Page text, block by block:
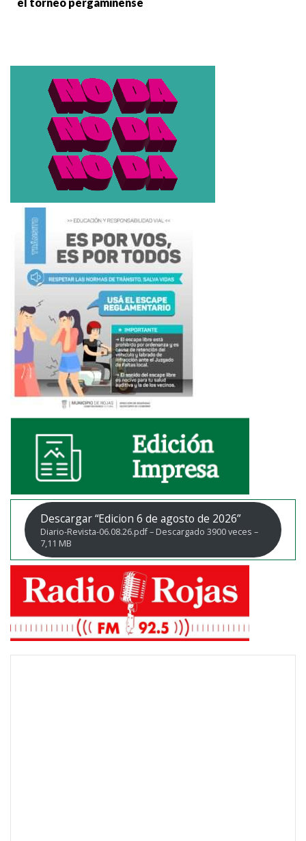
Descargar “Edicion 6 de agosto de 2026”
Diario-Revista-06.08.26.pdf – Descargado 3900 veces –
7,11 MB